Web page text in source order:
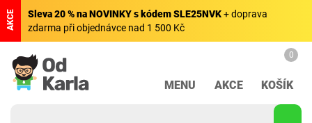
AKCE Sleva 20 % na NOVINKY s kódem SLE25NVK+ doprava
zdarma při objednávce nad 1 500 Kč
MENU AKCE
0
KOŠÍK